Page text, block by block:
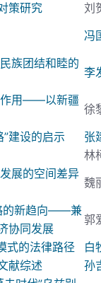
策研究
刘
冯
族团结和睦的
李
作用——以新疆
徐
建设的启示
张
林
展的空间差异
魏
的新趋向——兼
协同发展
郭
式的法律路径
白
献综述
孙